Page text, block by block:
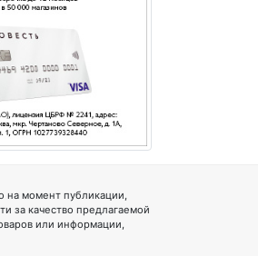
на момент публикации,
за качество предлагаемой
или информации,